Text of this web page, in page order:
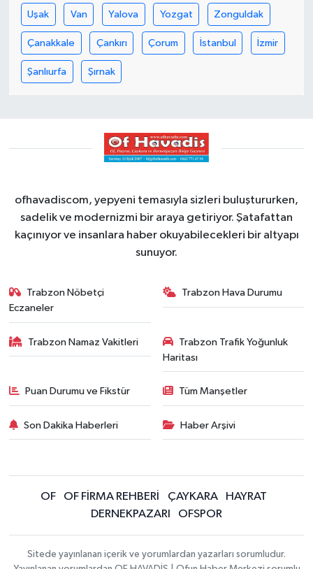
Uşak Van Yalova Yozgat Zonguldak
Çanakkale Çankırı Çorum İstanbul İzmir
Şanlıurfa Şırnak
ofhavadiscom, yepyeni temasıyla sizleri buluştururken,
sadelik ve modernizmi bir araya getiriyor. Şatafattan
kaçınıyor ve insanlara haber okuyabilecekleri bir altyapı
sunuyor.
Trabzon Nöbetçi
Eczaneler
Trabzon Hava Durumu
Trabzon Namaz Vakitleri
Trabzon Trafik Yoğunluk
Haritası
Puan Durumu ve Fikstür Tüm Manşetler
Son Dakika Haberleri Haber Arşivi
OF OF FİRMA REHBERİ ÇAYKARA
HAYRAT
DERNEKPAZARI
OFSPOR
Sitede yayınlanan içerik ve yorumlardan yazarları sorumludur.